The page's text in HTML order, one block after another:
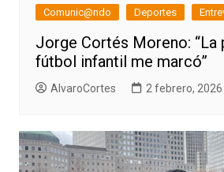
Comunic@ndo Deportes
Jorge Cortés Moreno: “La
fútbol infantil me marcó”
AlvaroCortes 2 febrero, 2026